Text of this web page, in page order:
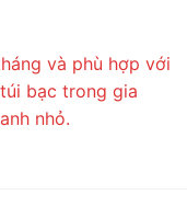
và phù hợp với
bạc trong gia
nhỏ.